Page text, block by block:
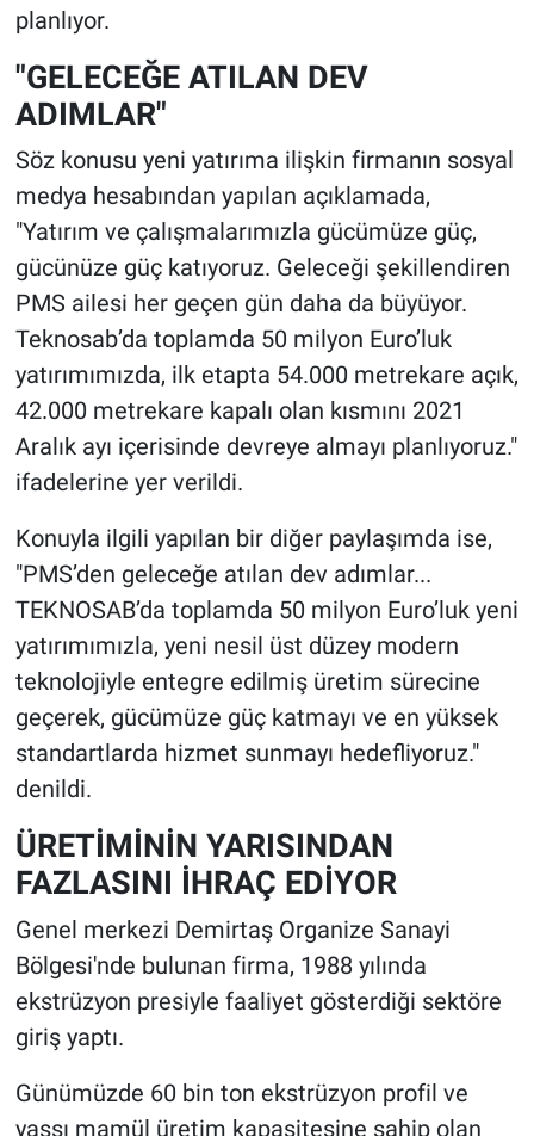
planlıyor.
"GELECEĞE ATILAN DEV
ADIMLAR"
Söz konusu yeni yatırıma ilişkin firmanın sosyal
medya hesabından yapılan açıklamada,
"Yatırım ve çalışmalarımızla gücümüze güç,
gücünüze güç katıyoruz. Geleceği şekillendiren
PMS ailesi her geçen gün daha da büyüyor.
Teknosab’da toplamda 50 milyon Euro’luk
yatırımımızda, ilk etapta 54.000 metrekare açık,
42.000 metrekare kapalı olan kısmını 2021
Aralık ayı içerisinde devreye almayı planlıyoruz."
ifadelerine yer verildi.
Konuyla ilgili yapılan bir diğer paylaşımda ise,
"PMS’den geleceğe atılan dev adımlar...
TEKNOSAB’da toplamda 50 milyon Euro’luk yeni
yatırımımızla, yeni nesil üst düzey modern
teknolojiyle entegre edilmiş üretim sürecine
geçerek, gücümüze güç katmayı ve en yüksek
standartlarda hizmet sunmayı hedefliyoruz."
denildi.
ÜRETİMİNİN YARISINDAN
FAZLASINI İHRAÇ EDİYOR
Genel merkezi Demirtaş Organize Sanayi
Bölgesi'nde bulunan firma, 1988 yılında
ekstrüzyon presiyle faaliyet gösterdiği sektöre
giriş yaptı.
Günümüzde 60 bin ton ekstrüzyon profil ve
yassı mamül üretim kapasitesine sahip olan